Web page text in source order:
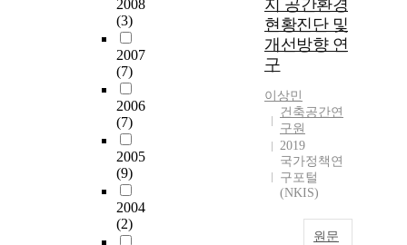
2008
(3)
2007
(7)
2006
(7)
2005
(9)
2004
(2)
지 공간환경
현황진단 및
개선방향 연
구
이상민
건축공간연
구원
2019
국가정책연
구포털
(NKIS)
원문